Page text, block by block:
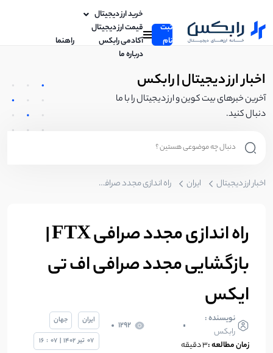
ثبت
نام
خرید ارز دیجیتال
قیمت ارز دیجیتال
آکادمی رابکس
راهنما
درباره ما
اخبار ارز دیجیتال | رابکس
آخرین خبرهای بیت کوین و ارز دیجیتال را با ما
دنبال کنید.
اخبار ارز دیجیتال ایران راه اندازی مجدد صرافی FTX | بازگشایی مجدد صرافی اف تی ایکس
راه اندازی مجدد صرافی FTX |
بازگشایی مجدد صرافی اف تی
ایکس
نویسنده :
رابکس
1292
زمان مطالعه :3 دقیقه
ایران
جهان
07 تیر 1402
|
07
:
16